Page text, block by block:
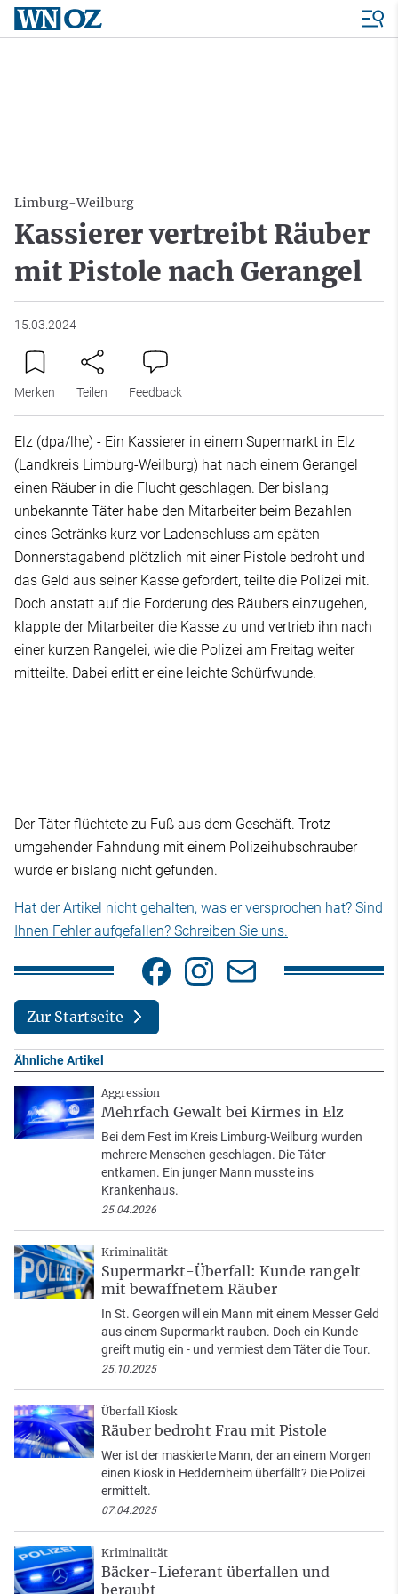
Limburg-Weilburg
Kassierer vertreibt Räuber
mit Pistole nach Gerangel
15.03.2024
Merken Teilen Feedback
Elz (dpa/lhe) - Ein Kassierer in einem Supermarkt in Elz
(Landkreis Limburg-Weilburg) hat nach einem Gerangel
einen Räuber in die Flucht geschlagen. Der bislang
unbekannte Täter habe den Mitarbeiter beim Bezahlen
eines Getränks kurz vor Ladenschluss am späten
Donnerstagabend plötzlich mit einer Pistole bedroht und
das Geld aus seiner Kasse gefordert, teilte die Polizei mit.
Doch anstatt auf die Forderung des Räubers einzugehen,
klappte der Mitarbeiter die Kasse zu und vertrieb ihn nach
einer kurzen Rangelei, wie die Polizei am Freitag weiter
mitteilte. Dabei erlitt er eine leichte Schürfwunde.
Der Täter flüchtete zu Fuß aus dem Geschäft. Trotz
umgehender Fahndung mit einem Polizeihubschrauber
wurde er bislang nicht gefunden.
Hat der Artikel nicht gehalten, was er versprochen hat? Sind
Ihnen Fehler aufgefallen? Schreiben Sie uns.
Zur Startseite
Ähnliche Artikel
Aggression
Mehrfach Gewalt bei Kirmes in Elz
Bei dem Fest im Kreis Limburg-Weilburg wurden
mehrere Menschen geschlagen. Die Täter
entkamen. Ein junger Mann musste ins
Krankenhaus.
25.04.2026
Kriminalität
Supermarkt-Überfall: Kunde rangelt
mit bewaffnetem Räuber
In St. Georgen will ein Mann mit einem Messer Geld
aus einem Supermarkt rauben. Doch ein Kunde
greift mutig ein - und vermiest dem Täter die Tour.
25.10.2025
Überfall Kiosk
Räuber bedroht Frau mit Pistole
Wer ist der maskierte Mann, der an einem Morgen
einen Kiosk in Heddernheim überfällt? Die Polizei
ermittelt.
07.04.2025
Kriminalität
Bäcker-Lieferant überfallen und
beraubt